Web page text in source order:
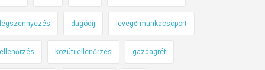
légszennyezés dugódíj levegő munkacsoport
ellenőrzés közúti ellenőrzés gazdagrét